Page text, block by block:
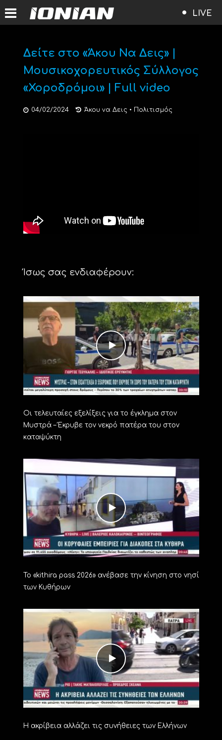
LIVE
Δείτε στο «Άκου Να Δεις» |
Μουσικοχορευτικός Σύλλογος
«Χοροδρόμοι» | Full video
04/02/2024 Άκου να Δεις • Πολιτισμός
Ίσως σας ενδιαφέρουν:
Οι τελευταίες εξελίξεις για το έγκλημα στον
Μυστρά – Έκρυβε τον νεκρό πατέρα του στον
καταψύκτη
Το «kithira pass 2026» ανέβασε την κίνηση στο νησί
των Κυθήρων
Η ακρίβεια αλλάζει τις συνήθειες των Ελλήνων